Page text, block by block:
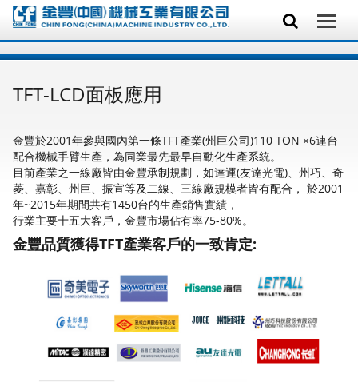
TFT-LCD面板應用
金豐於2001年參與國內第一條TFT產業(州巨公司)110 TON ×6連台
配合機械手臂生產，為同業最先最早自動化生產系統。
目前產業之一線廠皆由金豐承制規劃，如達運(友達光電)、州巧、奇
菱、嘉彰、州巨、振宣等及二線、三線廠規模者皆有配合， 於2001
年~2015年期間共有1450台的生產銷售實績，
行業主要十五大客戶，金豐市場佔有率75-80%。
金豐品質獲得TFT產業客戶的一致肯定: